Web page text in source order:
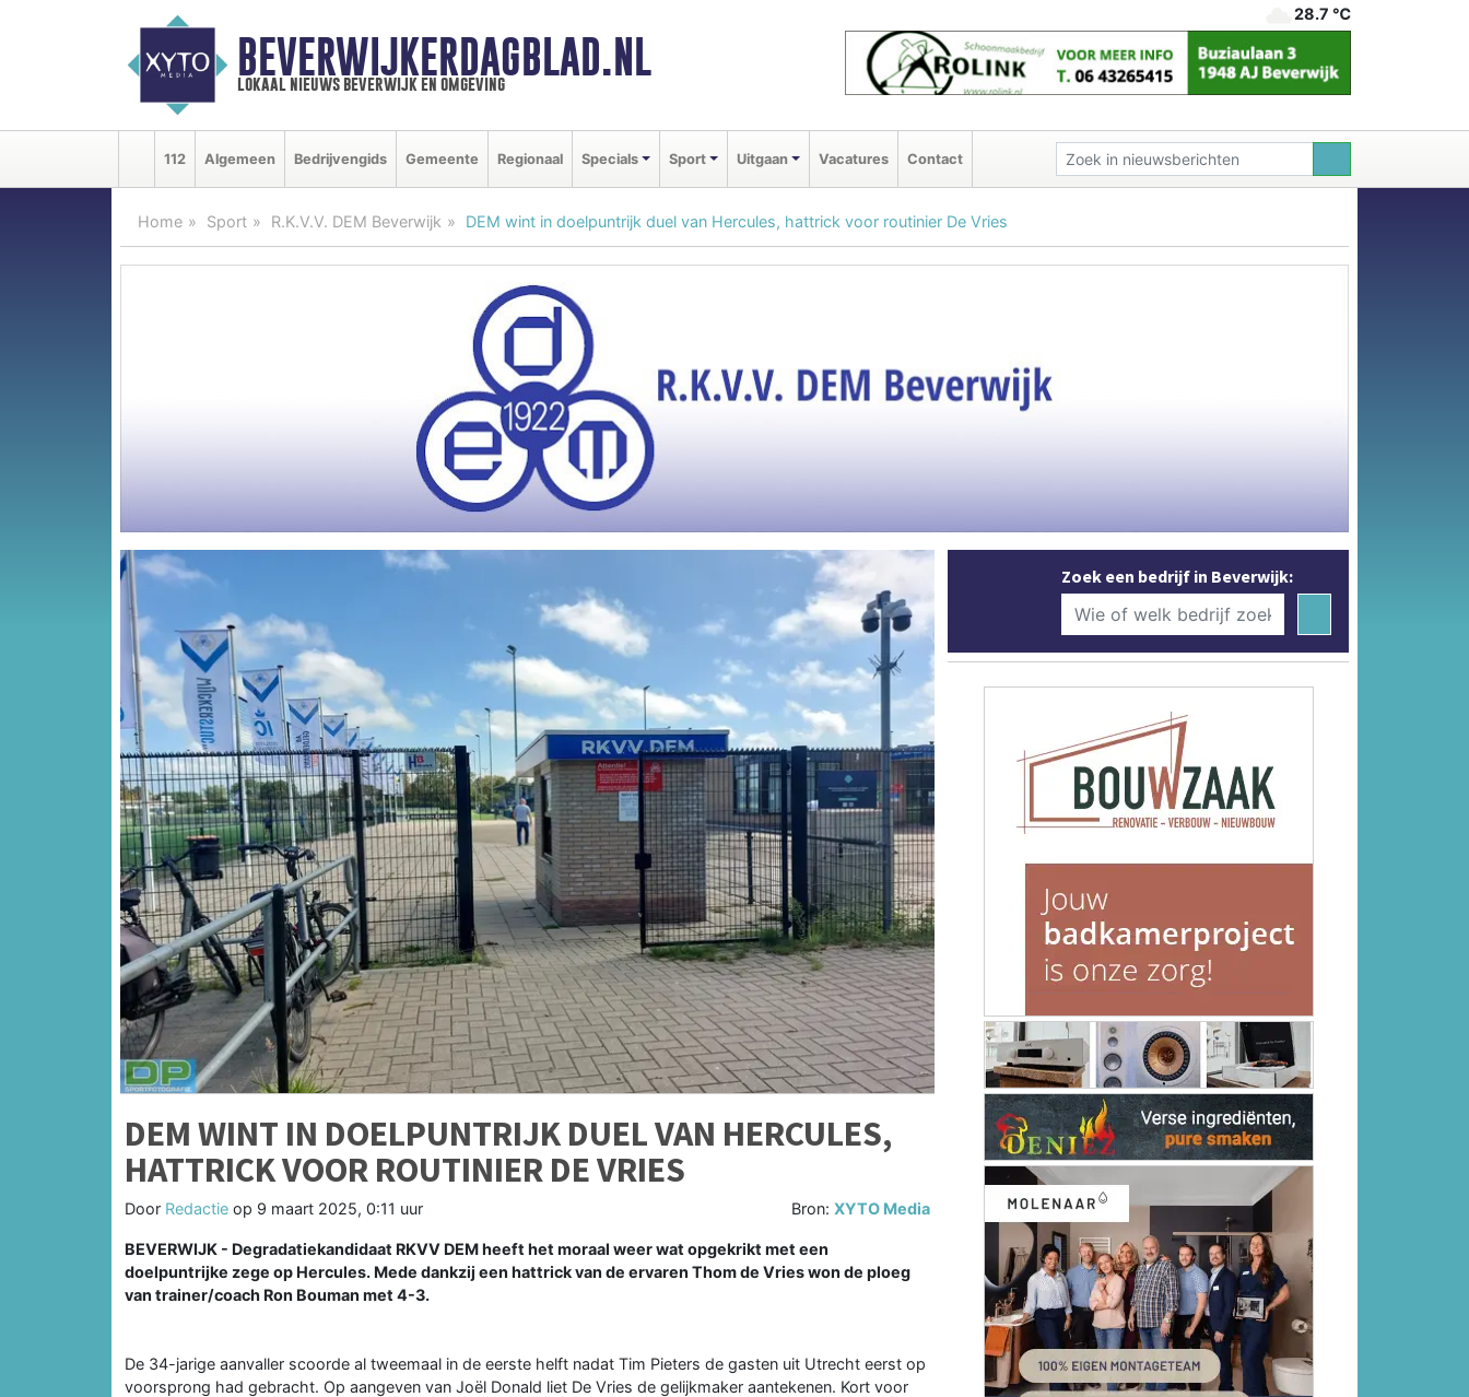
BEVERWIJKERDAGBLAD.NL
lokaal nieuws beverwijk en omgeving
28.7 ℃
112 Algemeen Bedrijvengids Gemeente Regionaal Specials Sport Uitgaan Vacatures Contact
Home Sport R.K.V.V. DEM Beverwijk DEM wint in doelpuntrijk duel van Hercules, hattrick voor routinier De Vries
DEM WINT IN DOELPUNTRIJK DUEL VAN HERCULES,
HATTRICK VOOR ROUTINIER DE VRIES
Door Redactie op 9 maart 2025, 0:11 uur Bron:XYTO Media
BEVERWIJK - Degradatiekandidaat RKVV DEM heeft het moraal weer wat opgekrikt met een
doelpuntrijke zege op Hercules. Mede dankzij een hattrick van de ervaren Thom de Vries won de ploeg
van trainer/coach Ron Bouman met 4-3.
De 34-jarige aanvaller scoorde al tweemaal in de eerste helft nadat Tim Pieters de gasten uit Utrecht eerst op
voorsprong had gebracht. Op aangeven van Joël Donald liet De Vries de gelijkmaker aantekenen. Kort voor
Zoek een bedrijf in Beverwijk: